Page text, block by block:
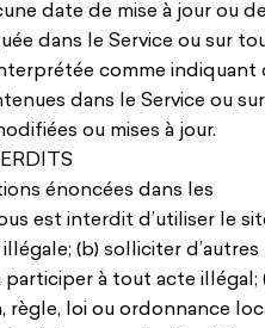
date de mise à jour ou
dans le Service ou sur
comme indiquant
dans le Service ou
ou mises à jour.
énoncées dans les
est interdit d’utiliser le
(b) solliciter d’autres
à tout acte illégal;
loi ou ordonnance